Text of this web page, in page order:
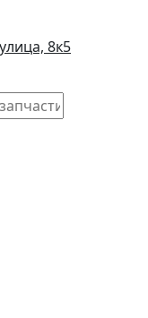
8к5